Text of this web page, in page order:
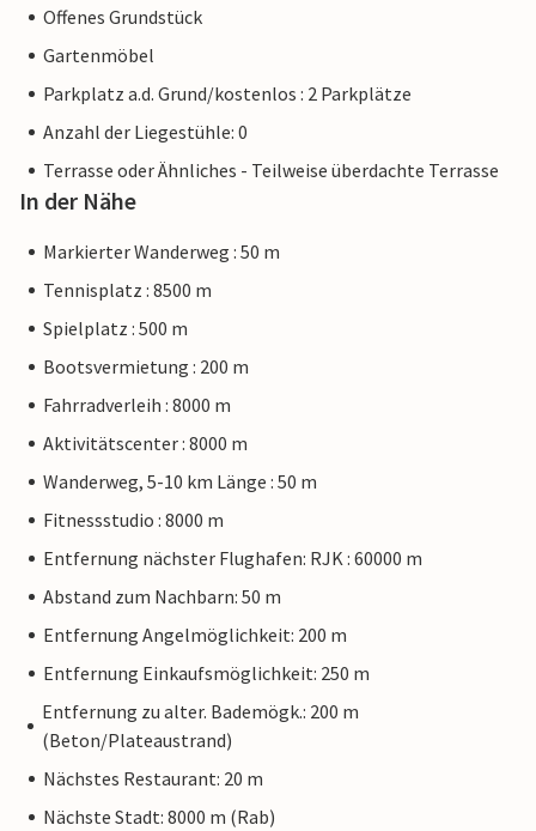
Offenes Grundstück
Gartenmöbel
Parkplatz a.d. Grund/kostenlos : 2 Parkplätze
Anzahl der Liegestühle: 0
Terrasse oder Ähnliches - Teilweise überdachte Terrasse
In der Nähe
Markierter Wanderweg : 50 m
Tennisplatz : 8500 m
Spielplatz : 500 m
Bootsvermietung : 200 m
Fahrradverleih : 8000 m
Aktivitätscenter : 8000 m
Wanderweg, 5-10 km Länge : 50 m
Fitnessstudio : 8000 m
Entfernung nächster Flughafen: RJK : 60000 m
Abstand zum Nachbarn: 50 m
Entfernung Angelmöglichkeit: 200 m
Entfernung Einkaufsmöglichkeit: 250 m
Entfernung zu alter. Bademögk.: 200 m
(Beton/Plateaustrand)
Nächstes Restaurant: 20 m
Nächste Stadt: 8000 m (Rab)